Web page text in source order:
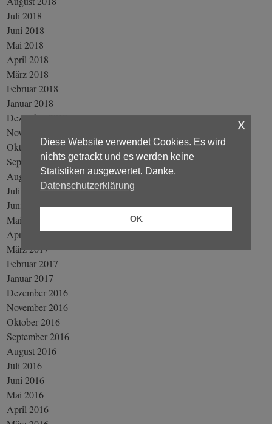
Juli 2018
Juni 2018
Mai 2018
April 2018
März 2018
Februar 2018
Januar 2018
Dezember 2017
November 2017
Oktober 2017
September 2017
August 2017
Juli 2017
Juni 2017
Mai 2017
April 2017
März 2017
Februar 2017
Januar 2017
Dezember 2016
November 2016
Oktober 2016
September 2016
August 2016
Juli 2016
Juni 2016
Mai 2016
April 2016
Diese Website verwendet Cookies. Es wird
nichts getrackt und es werden keine
Statistiken ausgewertet. Danke.
Datenschutzerklärung
OK
x